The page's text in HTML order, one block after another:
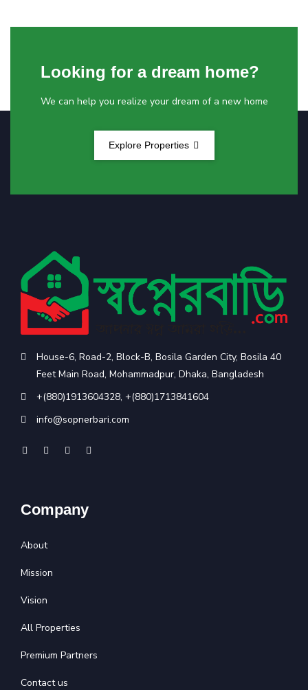
Looking for a dream home?
We can help you realize your dream of a new home
Explore Properties
House-6, Road-2, Block-B, Bosila Garden City, Bosila 40
Feet Main Road, Mohammadpur, Dhaka, Bangladesh
+(880)1913604328, +(880)1713841604
info@sopnerbari.com
Company
About
Mission
Vision
All Properties
Premium Partners
Contact us